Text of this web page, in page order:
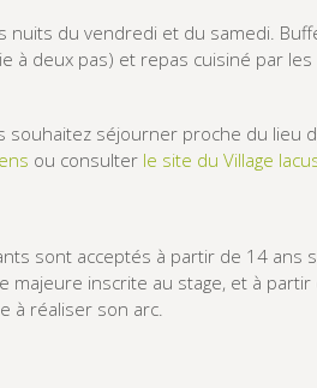
du vendredi et du samedi.
à deux pas) et repas cuisiné par
souhaitez séjourner proche du lieu
ou consulter le site du Village
sont acceptés à partir de 14 ans
majeure inscrite au stage, et à partir
à réaliser son arc.